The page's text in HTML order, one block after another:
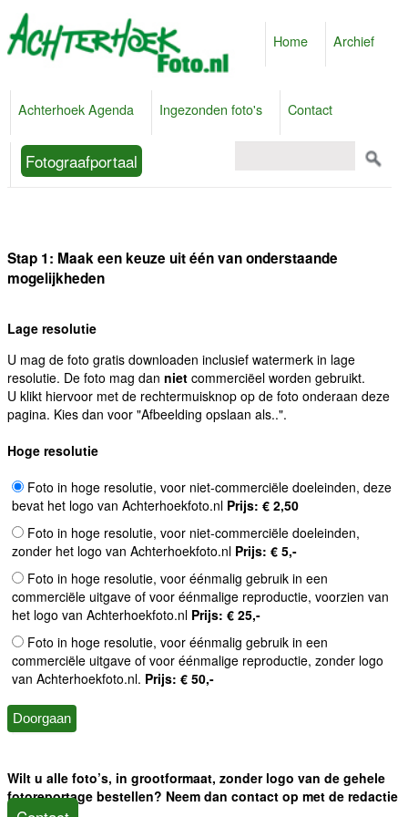
Home Archief
Achterhoek Agenda Ingezonden foto's Contact
Fotograafportaal
Stap 1: Maak een keuze uit één van onderstaande
mogelijkheden
Lage resolutie
U mag de foto gratis downloaden inclusief watermerk in lage
resolutie. De foto mag dan niet commerciëel worden gebruikt.
U klikt hiervoor met de rechtermuisknop op de foto onderaan deze
pagina. Kies dan voor "Afbeelding opslaan als..".
Hoge resolutie
Foto in hoge resolutie, voor niet-commerciële doeleinden, deze
bevat het logo van Achterhoekfoto.nl Prijs: € 2,50
Foto in hoge resolutie, voor niet-commerciële doeleinden,
zonder het logo van Achterhoekfoto.nl Prijs: € 5,-
Foto in hoge resolutie, voor éénmalig gebruik in een
commerciële uitgave of voor éénmalige reproductie, voorzien van
het logo van Achterhoekfoto.nl Prijs: € 25,-
Foto in hoge resolutie, voor éénmalig gebruik in een
commerciële uitgave of voor éénmalige reproductie, zonder logo
van Achterhoekfoto.nl. Prijs: € 50,-
Wilt u alle foto’s, in grootformaat, zonder logo van de gehele
fotoreportage bestellen? Neem dan contact op met de redactie